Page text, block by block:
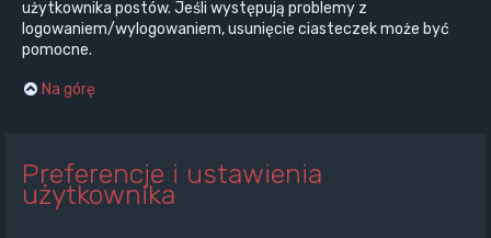
użytkownika postów. Jeśli występują problemy z
logowaniem/wylogowaniem, usunięcie ciasteczek może być
pomocne.
Na górę
Preferencje i ustawienia
użytkownika